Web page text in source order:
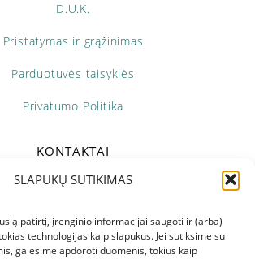
SLAPUKŲ SUTIKIMAS
patirtį, įrenginio informacijai saugoti ir (arba)
technologijas kaip slapukus. Jei sutiksime su
galėsime apdoroti duomenis, tokius kaip
D.U.K.
Pristatymas ir grąžinimas
Parduotuvės taisyklės
Privatumo Politika
KONTAKTAI
+370 673 69298
Pir - Pen: 10:00 - 18:00
info@naturele.lt